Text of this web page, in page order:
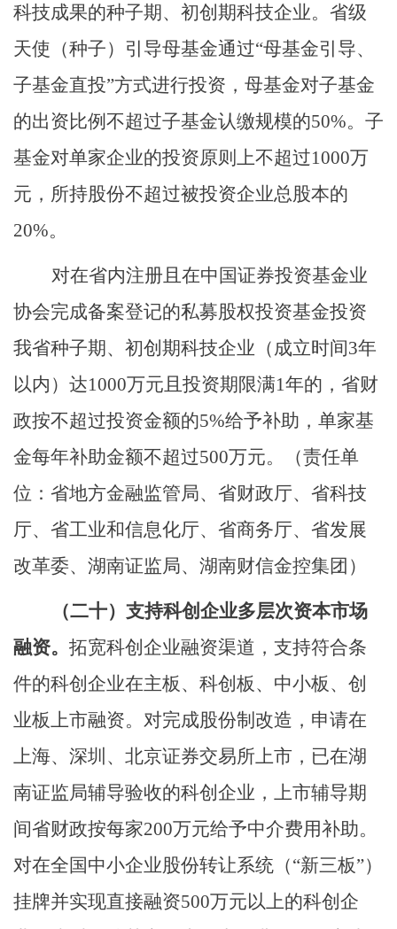
科技成果的种子期、初创期科技企业。省级
天使（种子）引导母基金通过“母基金引导、
子基金直投”方式进行投资，母基金对子基金
的出资比例不超过子基金认缴规模的50%。子
基金对单家企业的投资原则上不超过1000万
元，所持股份不超过被投资企业总股本的
20%。
对在省内注册且在中国证券投资基金业
协会完成备案登记的私募股权投资基金投资
我省种子期、初创期科技企业（成立时间3年
以内）达1000万元且投资期限满1年的，省财
政按不超过投资金额的5%给予补助，单家基
金每年补助金额不超过500万元。
（责任单
位：省地方金融监管局、省财政厅、省科技
厅、省工业和信息化厅、省商务厅、省发展
改革委、湖南证监局、湖南财信金控集团）
（二十） 支持科创企业多层次资本市场
融资。 拓宽科创企业融资渠道，支持符合条
件的科创企业在主板、科创板、中小板、创
业板上市融资。对完成股份制改造，申请在
上海、深圳、北京证券交易所上市，已在湖
南证监局辅导验收的科创企业，上市辅导期
间省财政按每家200万元给予中介费用补助。
对在全国中小企业股份转让系统（“新三板”）
挂牌并实现直接融资500万元以上的科创企